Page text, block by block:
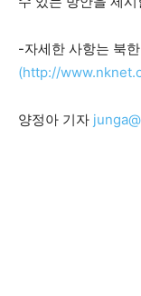
-자세한 사항는 북
(http://
양정아 기자